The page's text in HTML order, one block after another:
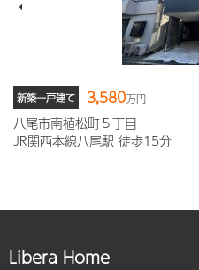
新築一戸建て 3,580万円
八尾市南植松町５丁目
JR関西本線八尾駅 徒歩15分
Libera Home